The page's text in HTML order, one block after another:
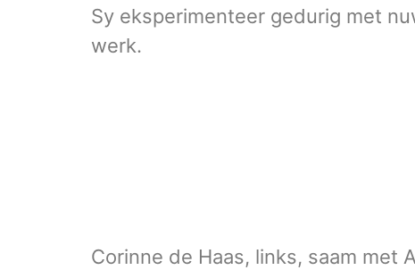
Sy eksperimenteer gedurig met
werk.
Corinne de Haas, links, saam met